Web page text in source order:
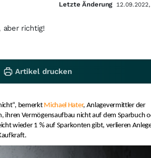
aber richtig!
bemerkt Michael Hater, Anlagevermittler der
ihren Vermögensaufbau nicht auf dem Sparbuch
wieder 1 % auf Sparkonten gibt, verlieren
Letzte Änderung
Artikel drucken